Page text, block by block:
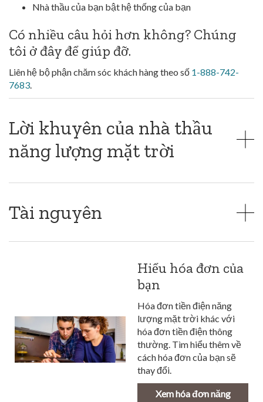
Nhà thầu của bạn bật hệ thống của bạn
Có nhiều câu hỏi hơn không? Chúng
tôi ở đây để giúp đỡ.
Liên hệ bộ phận chăm sóc khách hàng theo số 1-888-742-
7683.
Lời khuyên của nhà thầu
năng lượng mặt trời
Tài nguyên
Hiểu hóa đơn của
bạn
Hóa đơn tiền điện năng
lượng mặt trời khác với
hóa đơn tiền điện thông
thường. Tìm hiểu thêm về
cách hóa đơn của bạn sẽ
thay đổi.
Xem hóa đơn năng